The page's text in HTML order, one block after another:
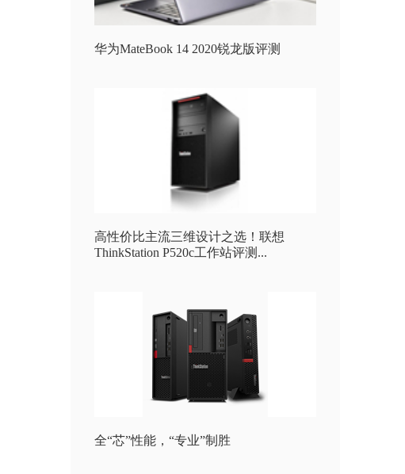
华为MateBook 14 2020锐龙版评测
高性价比主流三维设计之选！联想
ThinkStation P520c工作站评测...
全“芯”性能，“专业”制胜